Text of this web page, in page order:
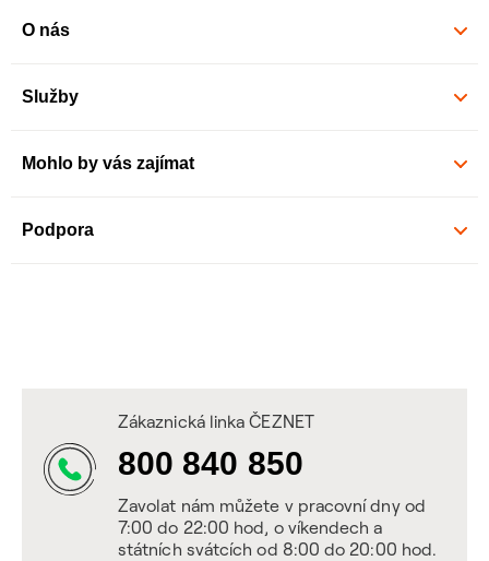
O nás
Služby
Mohlo by vás zajímat
Podpora
Zákaznická linka ČEZNET
800 840 850
Zavolat nám můžete v pracovní dny od
7:00 do 22:00 hod, o víkendech a
státních svátcích od 8:00 do 20:00 hod.